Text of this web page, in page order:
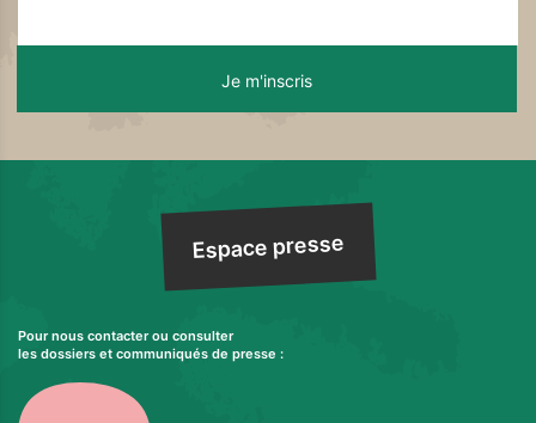
Espace presse
Pour nous contacter ou consulter
les dossiers et communiqués de presse :